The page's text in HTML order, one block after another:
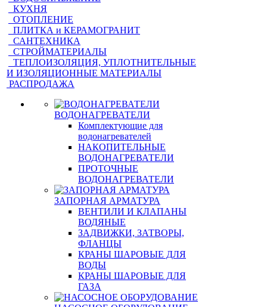
КУХНЯ
ОТОПЛЕНИЕ
ПЛИТКА и КЕРАМОГРАНИТ
САНТЕХНИКА
СТРОЙМАТЕРИАЛЫ
ТЕПЛОИЗОЛЯЦИЯ, УПЛОТНИТЕЛЬНЫЕ
И ИЗОЛЯЦИОННЫЕ МАТЕРИАЛЫ
РАСПРОДАЖА
ВОДОНАГРЕВАТЕЛИ
Комплектующие для
водонагревателей
НАКОПИТЕЛЬНЫЕ
ВОДОНАГРЕВАТЕЛИ
ПРОТОЧНЫЕ
ВОДОНАГРЕВАТЕЛИ
ЗАПОРНАЯ АРМАТУРА
ВЕНТИЛИ И КЛАПАНЫ
ВОДЯНЫЕ
ЗАДВИЖКИ, ЗАТВОРЫ,
ФЛАНЦЫ
КРАНЫ ШАРОВЫЕ ДЛЯ
ВОДЫ
КРАНЫ ШАРОВЫЕ ДЛЯ
ГАЗА